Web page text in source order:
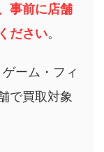
事前に店舗
ださい。
ーム・フィ
で買取対象